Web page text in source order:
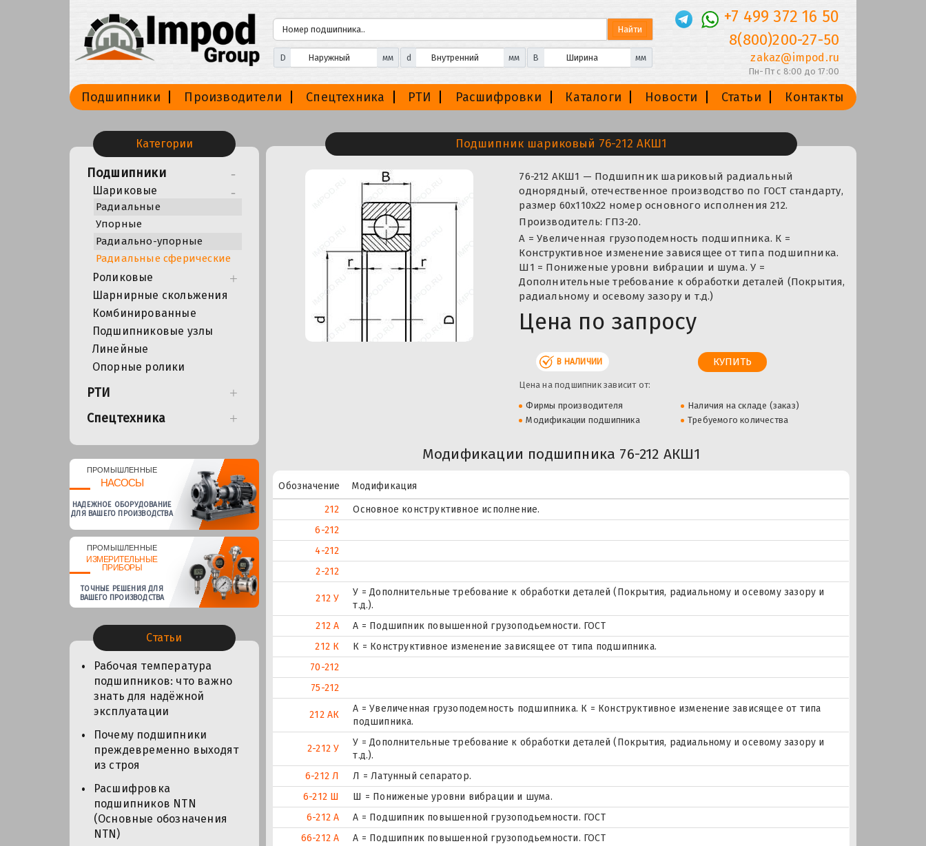
D мм d мм B мм
+7 499 372 16 50
8(800)200-27-50
zakaz@impod.ru
Пн-Пт с 8:00 до 17:00
Подшипники Производители Спецтехника РТИ Расшифровки Каталоги Новости Статьи Контакты
Категории
Подшипники
Шариковые
Радиальные
Упорные
Радиально-упорные
Радиальные сферические
Роликовые
Шарнирные скольжения
Комбинированные
Подшипниковые узлы
Линейные
Опорные ролики
РТИ
Спецтехника
ПРОМЫШЛЕННЫЕ
НАСОСЫ
НАДЕЖНОЕ ОБОРУДОВАНИЕ
ДЛЯ ВАШЕГО ПРОИЗВОДСТВА
ПРОМЫШЛЕННЫЕ
ИЗМЕРИТЕЛЬНЫЕ
ПРИБОРЫ
ТОЧНЫЕ РЕШЕНИЯ ДЛЯ
ВАШЕГО ПРОИЗВОДСТВА
Статьи
Рабочая температура
подшипников: что важно
знать для надёжной
эксплуатации
Почему подшипники
преждевременно выходят
из строя
Расшифровка
подшипников NTN
(Основные обозначения
NTN)
Подшипник шариковый 76-212 АКШ1
76-212 АКШ1 — Подшипник шариковый радиальный
однорядный, отечественное производство по ГОСТ стандарту,
размер 60x110x22 номер основного исполнения 212.
Производитель: ГПЗ-20.
А = Увеличенная грузоподемность подшипника. К =
Конструктивное изменение зависящее от типа подшипника.
Ш1 = Пониженые уровни вибрации и шума. У =
Дополнительные требование к обработки деталей (Покрытия,
радиальному и осевому зазору и т.д.)
Цена по запросу
В НАЛИЧИИ
Цена на подшипник зависит от:
Фирмы производителя
Наличия на складе (заказ)
Модификации подшипника
Требуемого количества
Модификации подшипника 76-212 АКШ1
Обозначение
Модификация
212
Основное конструктивное исполнение.
6-212
4-212
2-212
212 У
У = Дополнительные требование к обработки деталей (Покрытия, радиальному и осевому зазору и
т.д.).
212 А
А = Подшипник повышенной грузоподьемности. ГОСТ
212 К
К = Конструктивное изменение зависящее от типа подшипника.
70-212
75-212
212 АК
А = Увеличенная грузоподемность подшипника. К = Конструктивное изменение зависящее от типа
подшипника.
2-212 У
У = Дополнительные требование к обработки деталей (Покрытия, радиальному и осевому зазору и
т.д.).
6-212 Л
Л = Латунный сепаратор.
6-212 Ш
Ш = Пониженые уровни вибрации и шума.
6-212 А
А = Подшипник повышенной грузоподьемности. ГОСТ
66-212 А
А = Подшипник повышенной грузоподьемности. ГОСТ